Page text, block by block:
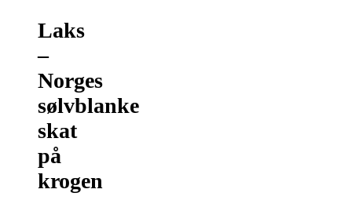
Laks
–
Norges
sølvblanke
skat
på
krogen